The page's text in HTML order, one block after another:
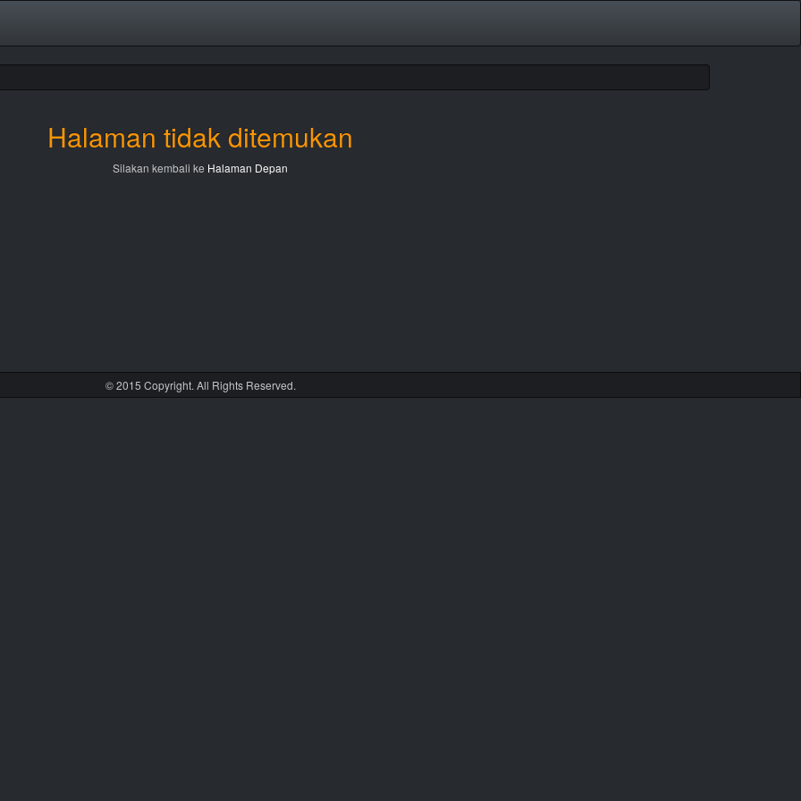
Halaman tidak ditemukan
Silakan kembali ke Halaman Depan
© 2015 Copyright. All Rights Reserved.